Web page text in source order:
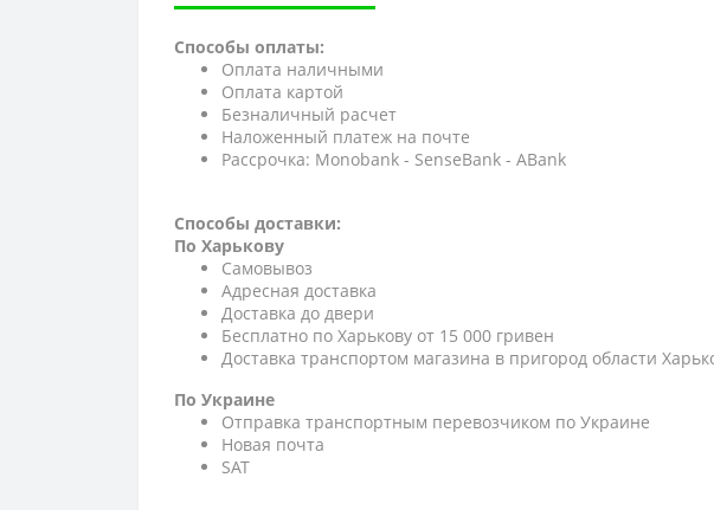
Способы оплаты:
Оплата наличными
Оплата картой
Безналичный расчет
Наложенный платеж на почте
Рассрочка: Monobank - SenseBank - АBank
Способы доставки:
По Харькову
Самовывоз
Адресная доставка
Доставка до двери
Бесплатно по Харькову от 15 000 гривен
Доставка транспортом магазина в пригород области
По Украине
Отправка транспортным перевозчиком по Украине
Новая почта
SAT